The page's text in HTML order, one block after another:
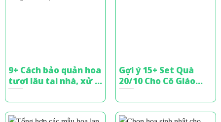
9+ Cách bảo quản hoa
tươi lâu tại nhà, xử lý
bó hoa tặng
Gợi ý 15+ Set Quà
20/10 Cho Cô Giáo
Tinh Tế, Đầy Ý Nghĩa